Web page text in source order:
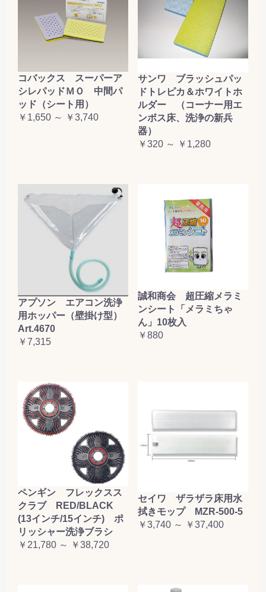
コバックス スーパーア
シレパッドＭＯ 中間パ
ッド（シート用）
￥1,650 ～ ￥3,740
サンワ ブラッシュパッ
ドトレピカ＆ホワイトホ
ルダー （コーナー用エ
ンボス床、洗浄の新兵
器）
￥320 ～ ￥1,280
アプソン エアコン洗浄
用ホッパー（壁掛け型）
Art.4670
￥7,315
誠和商会 超圧縮メラミ
ンシート「メラミちゃ
ん」10枚入
￥880
ペンギン フレックスス
クラブ RED/BLACK
(13インチ/15インチ) ポ
リッシャー洗浄ブラシ
￥21,780 ～ ￥38,720
セイワ ザラザラ床用水
拭きモップ MZR-500-5
￥3,740 ～ ￥37,400